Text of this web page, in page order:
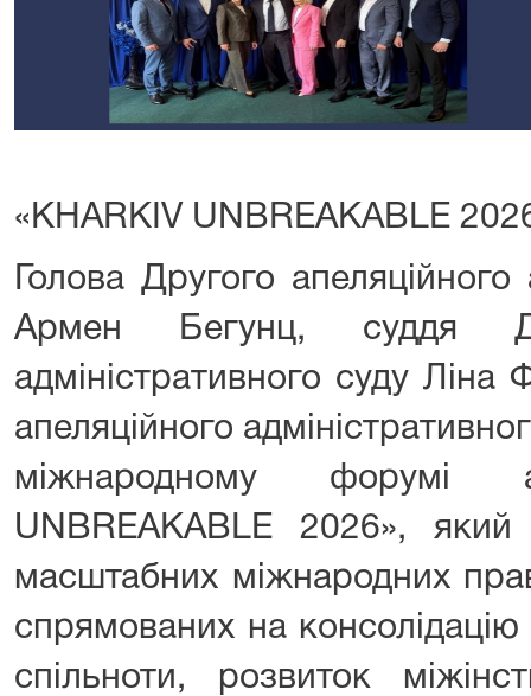
«KHARKIV UNBREAKABLE
Голова Другого апеляційного
Армен Бегунц, суддя
адміністративного суду Ліна
апеляційного
міжнародному форумі
UNBREAKABLE 2026»,
масштабних міжнародних
спрямованих на
спільноти, розвиток